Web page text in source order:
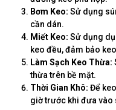
Bơm Keo: Sử dụng
cần dán.
Miết Keo: Sử dụng
keo đều, đảm bảo
Làm Sạch Keo Thừa:
thừa trên bề mặt.
Thời Gian Khô: Để
giờ trước khi đưa vào